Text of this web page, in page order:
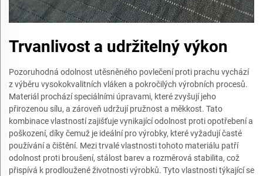
Trvanlivost a udržitelný výkon
Pozoruhodná odolnost utěsněného povlečení proti prachu vychází
z výběru vysokokvalitních vláken a pokročilých výrobních procesů.
Materiál prochází speciálními úpravami, které zvyšují jeho
přirozenou sílu, a zároveň udržují pružnost a měkkost. Tato
kombinace vlastností zajišťuje vynikající odolnost proti opotřebení a
poškození, díky čemuž je ideální pro výrobky, které vyžadují časté
používání a čištění. Mezi trvalé vlastnosti tohoto materiálu patří
odolnost proti broušení, stálost barev a rozměrová stabilita, což
přispívá k prodloužené životnosti výrobků. Tyto vlastnosti týkající se